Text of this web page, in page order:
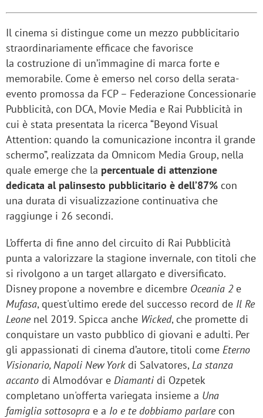
Il cinema si distingue come un mezzo pubblicitario
straordinariamente efficace che favorisce
la costruzione di un’immagine di marca forte e
memorabile. Come è emerso nel corso della serata-
evento promossa da FCP – Federazione Concessionarie
Pubblicità, con DCA, Movie Media e Rai Pubblicità in
cui è stata presentata la ricerca “Beyond Visual
Attention: quando la comunicazione incontra il grande
schermo”, realizzata da Omnicom Media Group, nella
quale emerge che la percentuale di attenzione
dedicata al palinsesto pubblicitario è dell’87% con
una durata di visualizzazione continuativa che
raggiunge i 26 secondi.
L’offerta di fine anno del circuito di Rai Pubblicità
punta a valorizzare la stagione invernale, con titoli che
si rivolgono a un target allargato e diversificato.
Disney propone a novembre e dicembre Oceania 2e
Mufasa, quest'ultimo erede del successo record de Il Re
Leonenel 2019. Spicca anche Wicked, che promette di
conquistare un vasto pubblico di giovani e adulti. Per
gli appassionati di cinema d’autore, titoli come Eterno
Visionario, Napoli New York di Salvatores,La stanza
accanto di Almodóvar e Diamanti di Ozpetek
completano un'offerta variegata insieme a Una
famiglia sottosopra e a Io e te dobbiamo parlarecon